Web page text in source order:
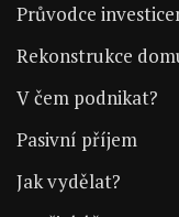
Průvodce
Rekonstrukce
V čem podnikat?
Pasivní příjem
Jak vydělat?